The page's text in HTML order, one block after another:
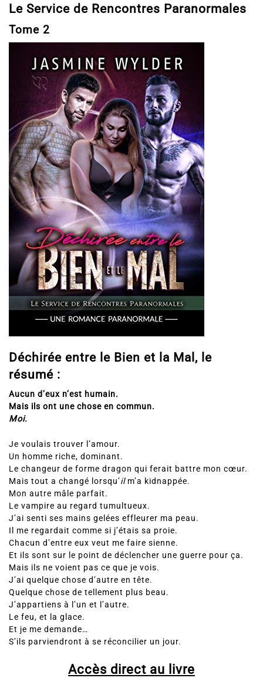
Le Service de Rencontres Paranormales
Tome 2
Déchirée entre le Bien et la Mal, le
résumé :
Aucun d’eux n’est humain.
Mais ils ont une chose en commun.
Moi.
Je voulais trouver l’amour.
Un homme riche, dominant.
Le changeur de forme dragon qui ferait battre mon cœur.
Mais tout a changé lorsqu’ilm’a kidnappée.
Mon autre mâle parfait.
Le vampire au regard tumultueux.
J’ai senti ses mains gelées effleurer ma peau.
Il me regardait comme si j’étais sa proie.
Chacun d’entre eux veut me faire sienne.
Et ils sont sur le point de déclencher une guerre pour ça.
Mais ils ne voient pas ce que je vois.
J’ai quelque chose d’autre en tête.
Quelque chose de tellement plus beau.
J’appartiens à l’un et l’autre.
Le feu, et la glace.
Et je me demande…
S’ils parviendront à se réconcilier un jour.
Accès direct au livre